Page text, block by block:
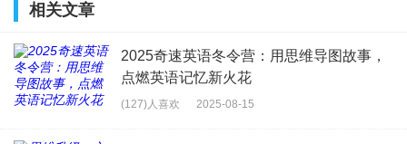
相关文章
2025奇速英语冬令营：用思维导图故事，
点燃英语记忆新火花
(127)人喜欢 2025-08-15